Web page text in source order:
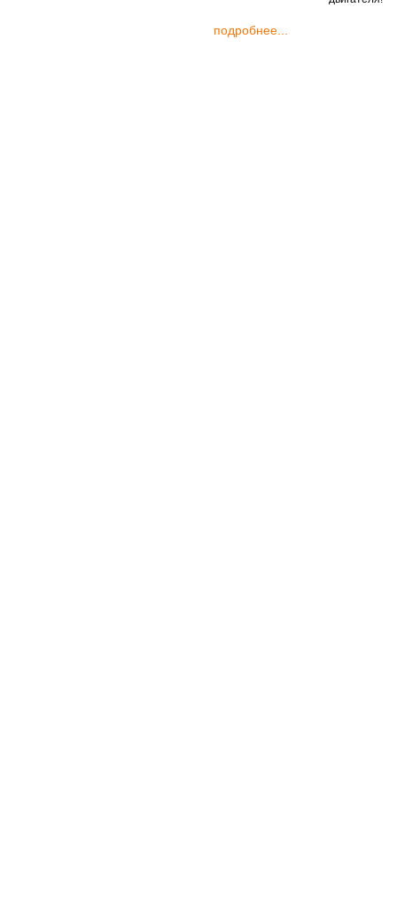
подробнее...